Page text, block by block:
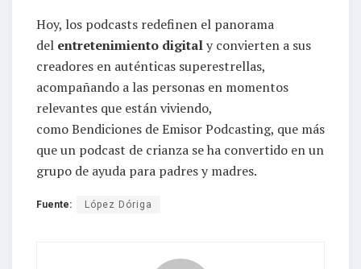
Hoy, los podcasts redefinen el panorama
del entretenimiento digitaly convierten a sus
creadores en auténticas superestrellas,
acompañando a las personas en momentos
relevantes que están viviendo,
como Bendiciones de Emisor Podcasting, que más
que un podcast de crianza se ha convertido en un
grupo de ayuda para padres y madres.
Fuente: López Dóriga